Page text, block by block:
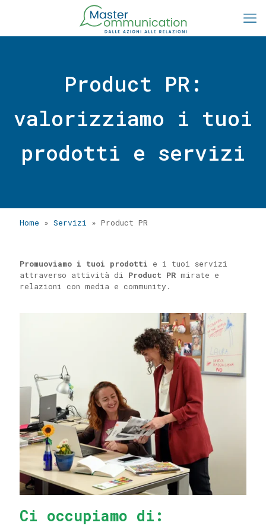
Product PR:
valorizziamo i tuoi
prodotti e servizi
Home » Servizi » Product PR
Promuoviamo i tuoi prodotti e i tuoi servizi
attraverso attività di Product PR mirate e
relazioni con media e community.
Ci occupiamo di: